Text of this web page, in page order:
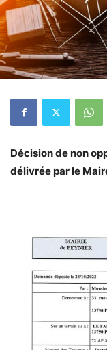
Décision de non
délivrée par le